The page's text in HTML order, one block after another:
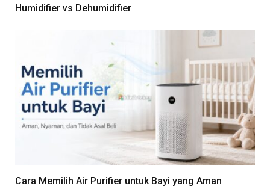
Humidifier vs Dehumidifier
Cara Memilih Air Purifier untuk Bayi yang Aman